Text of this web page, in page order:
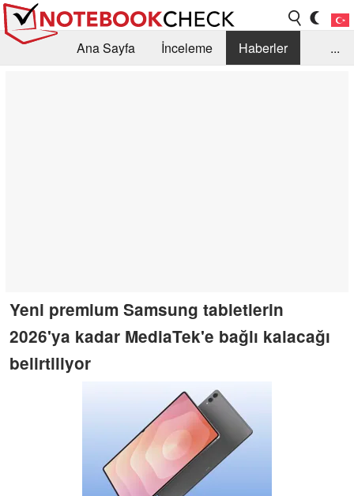
Ana Sayfa İnceleme
Haberler
...
Yeni premium Samsung tabletlerin
2026'ya kadar MediaTek'e bağlı kalacağı
belirtiliyor